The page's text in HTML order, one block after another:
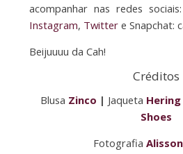
acompanhar nas redes
Instagram, Twittere Snapchat:
Beijuuuu da Cah!
Créditos
Blusa Zinco | Jaqueta Hering
Shoes
Fotografia